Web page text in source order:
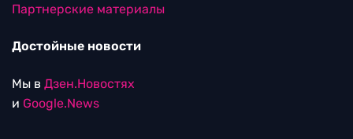
Партнерские материалы
Достойные новости
Мы в Дзен.Новостях
и Google.News